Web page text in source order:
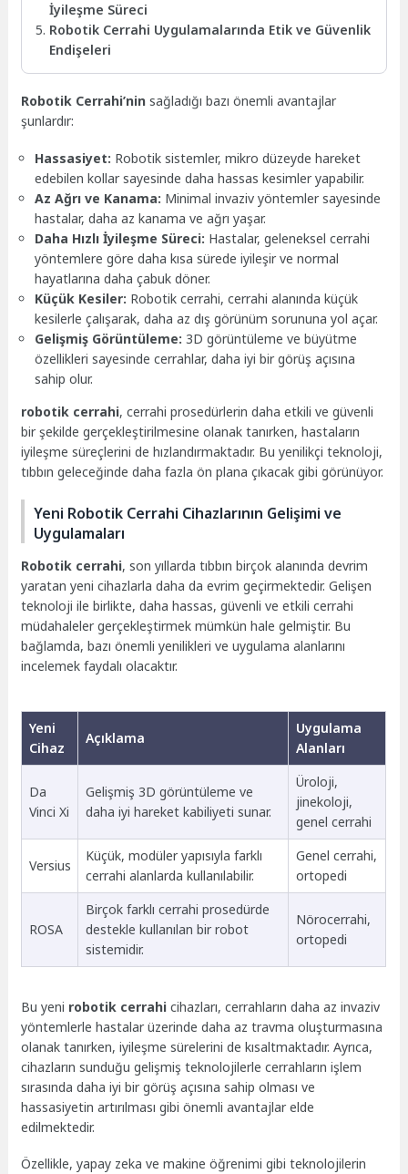
İyileşme Süreci
Robotik Cerrahi Uygulamalarında Etik ve Güvenlik
Endişeleri
Robotik Cerrahi’nin sağladığı bazı önemli avantajlar
şunlardır:
Hassasiyet: Robotik sistemler, mikro düzeyde hareket
edebilen kollar sayesinde daha hassas kesimler yapabilir.
Az Ağrı ve Kanama: Minimal invaziv yöntemler sayesinde
hastalar, daha az kanama ve ağrı yaşar.
Daha Hızlı İyileşme Süreci: Hastalar, geleneksel cerrahi
yöntemlere göre daha kısa sürede iyileşir ve normal
hayatlarına daha çabuk döner.
Küçük Kesiler: Robotik cerrahi, cerrahi alanında küçük
kesilerle çalışarak, daha az dış görünüm sorununa yol açar.
Gelişmiş Görüntüleme: 3D görüntüleme ve büyütme
özellikleri sayesinde cerrahlar, daha iyi bir görüş açısına
sahip olur.
robotik cerrahi, cerrahi prosedürlerin daha etkili ve güvenli
bir şekilde gerçekleştirilmesine olanak tanırken, hastaların
iyileşme süreçlerini de hızlandırmaktadır. Bu yenilikçi teknoloji,
tıbbın geleceğinde daha fazla ön plana çıkacak gibi görünüyor.
Yeni Robotik Cerrahi Cihazlarının Gelişimi ve
Uygulamaları
Robotik cerrahi, son yıllarda tıbbın birçok alanında devrim
yaratan yeni cihazlarla daha da evrim geçirmektedir. Gelişen
teknoloji ile birlikte, daha hassas, güvenli ve etkili cerrahi
müdahaleler gerçekleştirmek mümkün hale gelmiştir. Bu
bağlamda, bazı önemli yenilikleri ve uygulama alanlarını
incelemek faydalı olacaktır.
Yeni
Cihaz
Açıklama
Uygulama
Alanları
Da
Vinci Xi
Gelişmiş 3D görüntüleme ve
daha iyi hareket kabiliyeti sunar.
Üroloji,
jinekoloji,
genel cerrahi
Versius
Küçük, modüler yapısıyla farklı
cerrahi alanlarda kullanılabilir.
Genel cerrahi,
ortopedi
ROSA
Birçok farklı cerrahi prosedürde
destekle kullanılan bir robot
sistemidir.
Nörocerrahi,
ortopedi
Bu yeni robotik cerrahi cihazları, cerrahların daha az invaziv
yöntemlerle hastalar üzerinde daha az travma oluşturmasına
olanak tanırken, iyileşme sürelerini de kısaltmaktadır. Ayrıca,
cihazların sunduğu gelişmiş teknolojilerle cerrahların işlem
sırasında daha iyi bir görüş açısına sahip olması ve
hassasiyetin artırılması gibi önemli avantajlar elde
edilmektedir.
Özellikle, yapay zeka ve makine öğrenimi gibi teknolojilerin